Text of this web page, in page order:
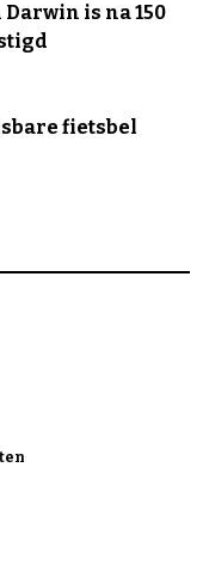
is na 150
fietsbel